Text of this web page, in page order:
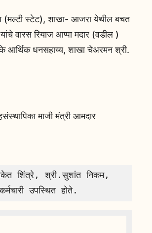
(मल्टी स्टेट), शाखा- आजरा येथील बचत
वारस रियाज आप्पा मदार (वडील )
आर्थिक धनसहाय्य, शाखा चेअरमन श्री.
माजी मंत्री आमदार